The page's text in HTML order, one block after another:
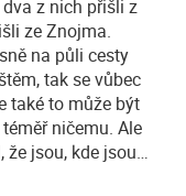
z nich přišli z
ze Znojma.
na půli cesty
tak se vůbec
také to může být
ničemu. Ale
že jsou, kde jsou…